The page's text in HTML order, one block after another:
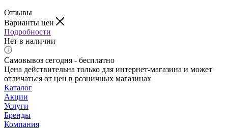
Отзывы
Варианты цен
Подробности
Нет в наличии
Самовывоз сегодня - бесплатно
Цена действительна только для интернет-магазина и может
отличаться от цен в розничных магазинах
Каталог
Акции
Услуги
Бренды
Компания